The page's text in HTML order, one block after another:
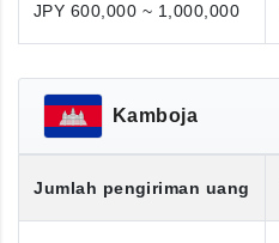
JPY 600,000 ~ 1,000,000
Kamboja
Jumlah pengiriman uang